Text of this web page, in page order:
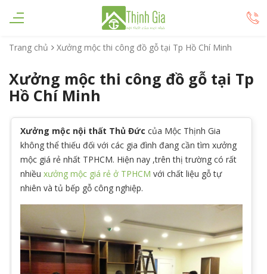
Trang chủ Xưởng mộc thi công đồ gỗ tại Tp Hồ Chí Minh
Xưởng mộc thi công đồ gỗ tại Tp
Hồ Chí Minh
Xưởng mộc nội thất Thủ Đức của Mộc Thịnh Gia
không thể thiếu đối với các gia đình đang cần tìm xưởng
mộc giá rẻ nhất TPHCM. Hiện nay ,trên thị trường có rất
nhiều xưởng mộc giá rẻ ở TPHCM với chất liệu gỗ tự
nhiên và tủ bếp gỗ công nghiệp.